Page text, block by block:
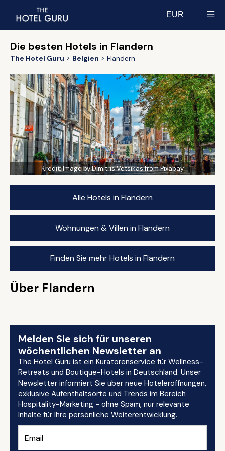
EUR
Die besten Hotels in Flandern
The Hotel Guru Belgien Flandern
Kredit:Image by Dimitris Vetsikas from Pixabay
Alle Hotels in Flandern
Wohnungen & Villen in Flandern
Finden Sie mehr Hotels in Flandern
Über Flandern
Melden Sie sich für unseren
wöchentlichen Newsletter an
The Hotel Guru ist ein Kuratorenservice für Wellness-
Retreats und Boutique-Hotels in Deutschland. Unser
Newsletter informiert Sie über neue Hoteleröffnungen,
exklusive Aufenthaltsorte und Trends im Bereich
Hospitality-Marketing - ohne Spam, nur relevante
Inhalte für Ihre persönliche Weiterentwicklung.